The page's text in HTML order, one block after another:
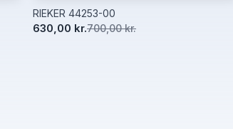
RIEKER 44253-00
630,00 kr.700,00 kr.